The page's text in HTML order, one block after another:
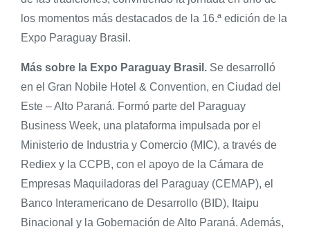
los momentos más destacados de la 16.ª edición de la
Expo Paraguay Brasil.
Más sobre la Expo Paraguay Brasil. Se desarrolló
en el Gran Nobile Hotel & Convention, en Ciudad del
Este – Alto Paraná. Formó parte del Paraguay
Business Week, una plataforma impulsada por el
Ministerio de Industria y Comercio (MIC), a través de
Rediex y la CCPB, con el apoyo de la Cámara de
Empresas Maquiladoras del Paraguay (CEMAP), el
Banco Interamericano de Desarrollo (BID), Itaipu
Binacional y la Gobernación de Alto Paraná. Además,